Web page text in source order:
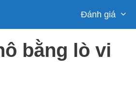
Đánh giá
bằng lò vi